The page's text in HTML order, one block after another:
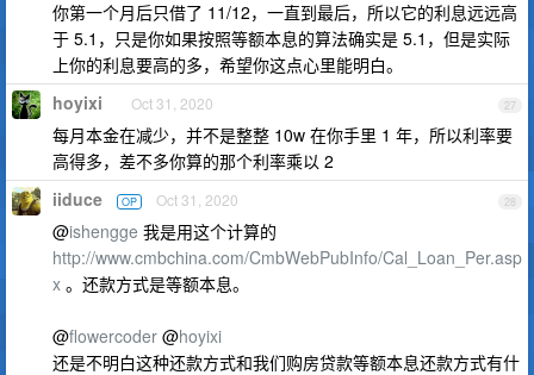
你第一个月后只借了 11/12，一直到最后，所以它的利息远远高
于 5.1，只是你如果按照等额本息的算法确实是 5.1，但是实际
上你的利息要高的多，希望你这点心里能明白。
27
hoyixi Oct 31, 2020
每月本金在减少，并不是整整 10w 在你手里 1 年，所以利率要
高得多，差不多你算的那个利率乘以 2
28
iiduce OP Oct 31, 2020
@ishengge 我是用这个计算的
http://www.cmbchina.com/CmbWebPubInfo/Cal_Loan_Per.asp
x 。还款方式是等额本息。
@flowercoder @hoyixi
还是不明白这种还款方式和我们购房贷款等额本息还款方式有什